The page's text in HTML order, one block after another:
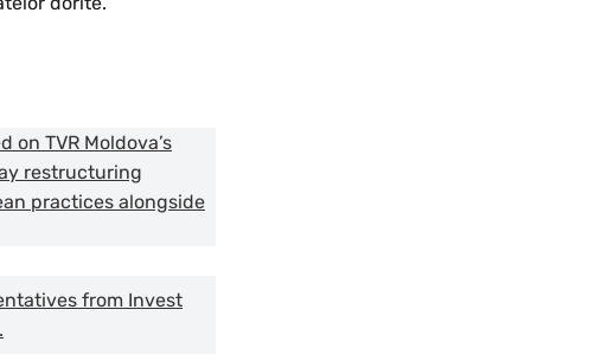
TVR Moldova’s
restructuring
practices alongside
from Invest